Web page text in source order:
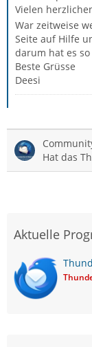
Vielen
War zeitweise
Seite auf Hilfe
darum hat es
Beste Grüsse
Deesi
Hat das
Aktuelle